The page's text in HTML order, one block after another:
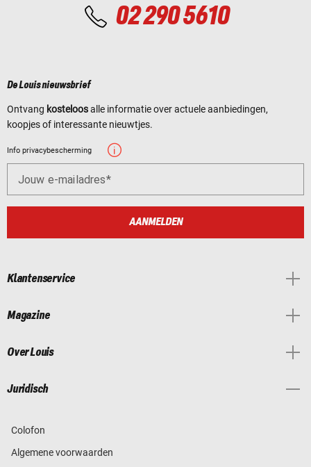
02 290 5610
De Louis nieuwsbrief
Ontvang kosteloosalle informatie over actuele aanbiedingen,
koopjes of interessante nieuwtjes.
Info privacybescherming
Jouw e-mailadres
AANMELDEN
Klantenservice
Magazine
Over Louis
Juridisch
Colofon
Algemene voorwaarden